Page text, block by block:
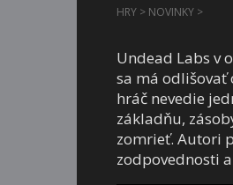
HRY > NOVINKY >
Undead Labs v
sa má odlišovať
hráč nevedie
základňu,
zomrieť. Autori
zodpovednosti